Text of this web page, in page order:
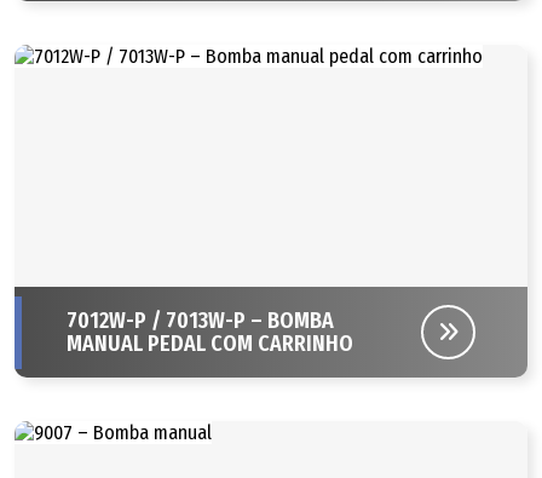
7012W-P / 7013W-P – BOMBA
MANUAL PEDAL COM CARRINHO